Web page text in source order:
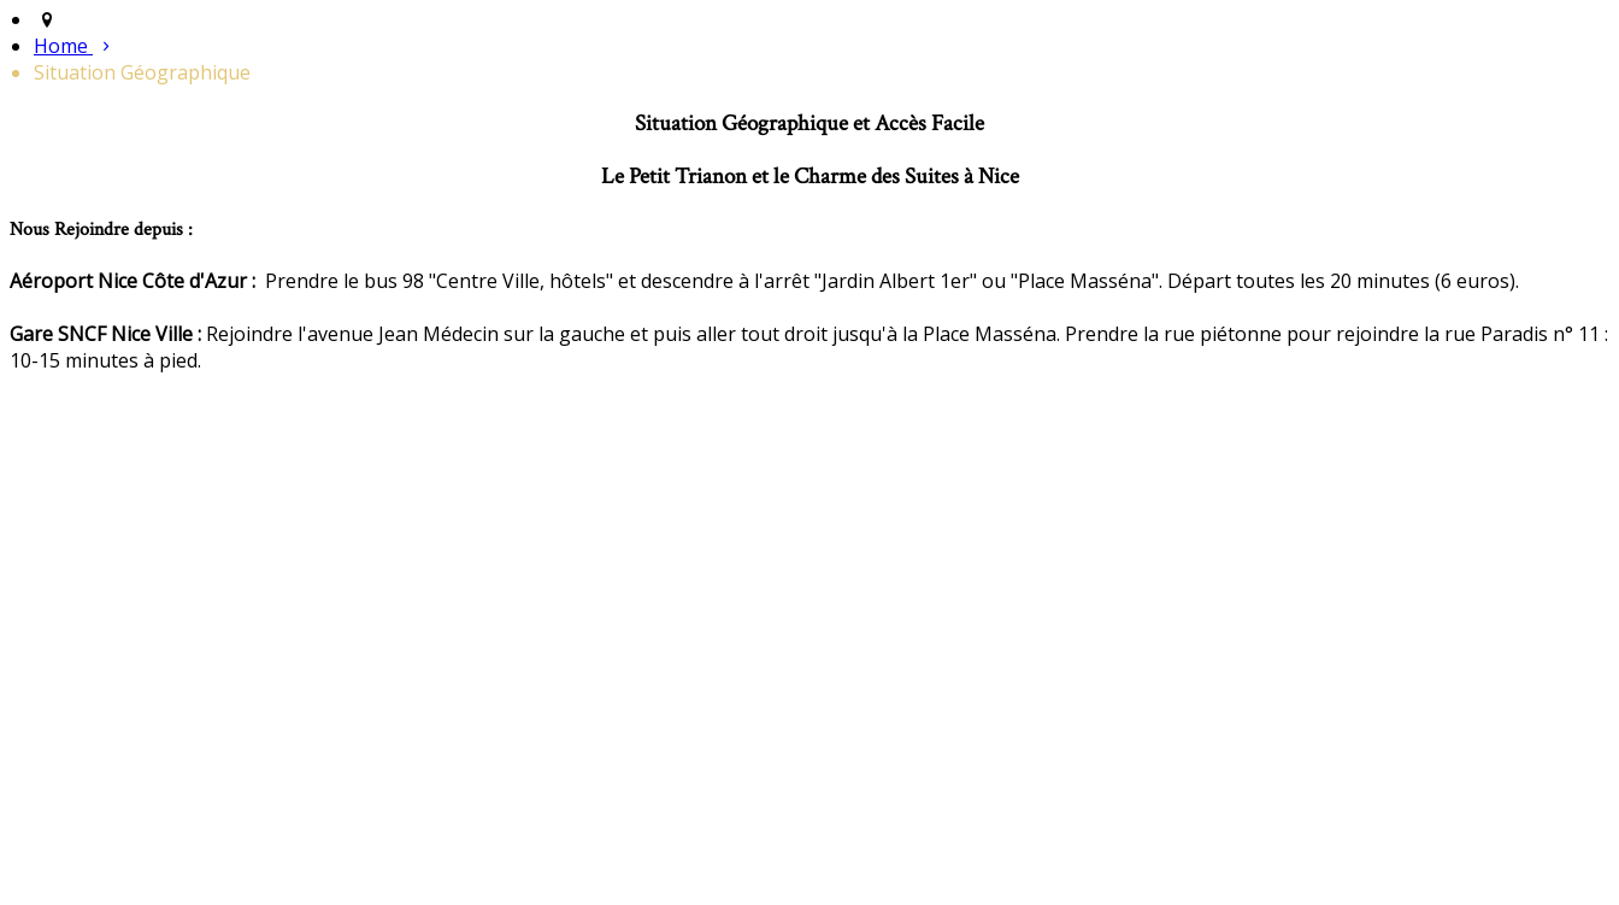
Home
Situation Géographique
Situation Géographique et Accès Facile
Le Petit Trianon et le Charme des Suites à Nice
Nous Rejoindre depuis :
Aéroport Nice Côte d'Azur : Prendre le bus 98 "Centre Ville, hôtels" et descendre à l'arrêt "Jardin Albert 1er" ou "Place Masséna". Départ toutes les 20 minutes (6 euros).
Gare SNCF Nice Ville : Rejoindre l'avenue Jean Médecin sur la gauche et puis aller tout droit jusqu'à la Place Masséna. Prendre la rue piétonne pour rejoindre la rue Paradis n° 11 :
10-15 minutes à pied.